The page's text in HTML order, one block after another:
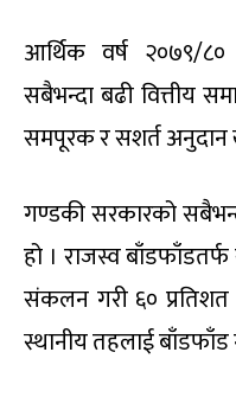
आर्थिक वर्ष २०७९/
सबैभन्दा बढी वित्तीय
समपूरक र सशर्त अनुदान
गण्डकी सरकारको
हो । राजस्व
संकलन गरी ६० प्रतिशत
स्थानीय तहलाई बाँडफाँड